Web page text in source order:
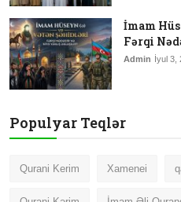
İmam
Fərqi
Admin İyul 3,
Populyar Teqlər
Qurani Kerim Xamenei